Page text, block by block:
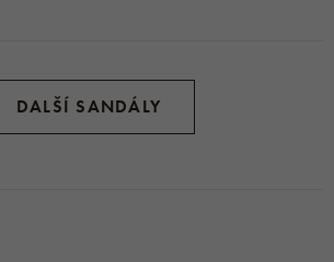
DALŠÍ SANDÁLY